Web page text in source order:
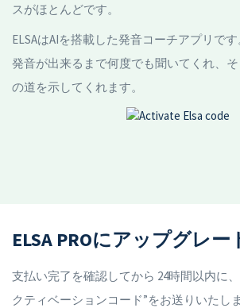
スがほとんどです。
ELSAはAIを搭載した発音コーチアプリで
発音が出来るまで何度でも聞いてくれ、
の道を示してくれます。
ELSA PROにアップグレー
支払い完了を確認してから 24時間以内に
クティベーションコード”をお送りいたし